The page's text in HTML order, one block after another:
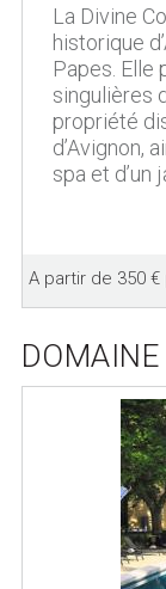
La Divine
historique
Papes. Elle
singulières
propriété
d’Avignon,
spa et d’un
A partir de 350 €